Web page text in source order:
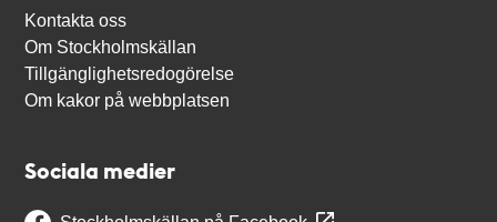
Kontakta oss
Om Stockholmskällan
Tillgänglighetsredogörelse
Om kakor på webbplatsen
Sociala medier